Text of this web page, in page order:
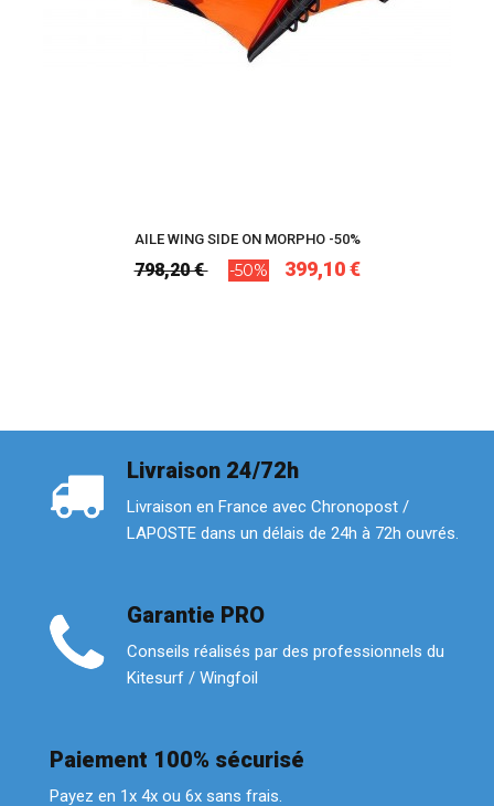
AILE WING SIDE ON MORPHO -50%
798,20 € -50% 399,10 €
Livraison 24/72h
Livraison en France avec Chronopost /
LAPOSTE dans un délais de 24h à 72h ouvrés.
Garantie PRO
Conseils réalisés par des professionnels du
Kitesurf / Wingfoil
Paiement 100% sécurisé
Payez en 1x 4x ou 6x sans frais.